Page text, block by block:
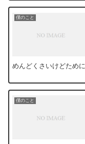
僕のこと
めんどくさいけどために
僕のこと